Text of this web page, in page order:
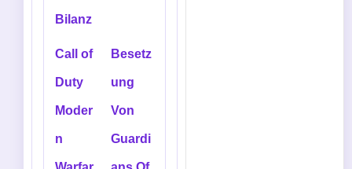
Bilanz
Call of
Duty
Moder
n
Besetz
ung
Von
Guardi